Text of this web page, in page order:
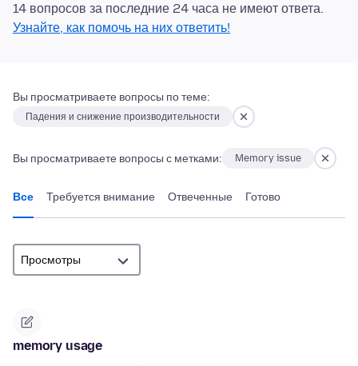
14 вопросов за последние 24 часа не имеют ответа.
Узнайте, как помочь на них ответить!
Вы просматриваете вопросы по теме:
Падения и снижение производительности
Вы просматриваете вопросы с метками: Memory issue
Все Требуется внимание Отвеченные Готово
memory usage